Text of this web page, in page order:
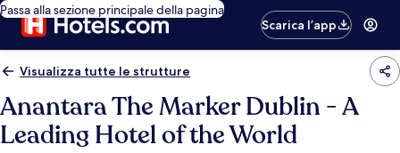
Passa alla sezione principale della pagina
Scarica l’app
Visualizza tutte le strutture
Anantara The Marker Dublin - A
Leading Hotel of the World